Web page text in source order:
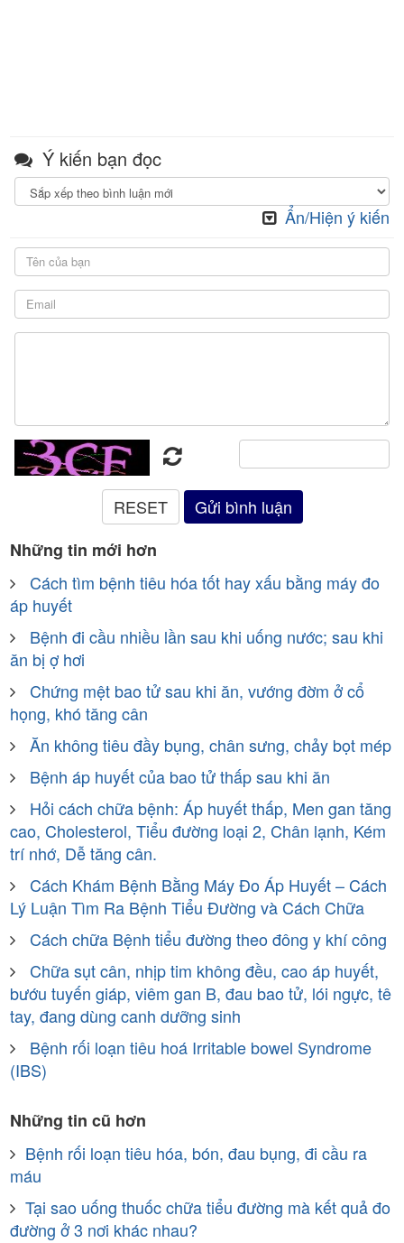
Ý kiến bạn đọc
Ẩn/Hiện ý kiến
Những tin mới hơn
Cách tìm bệnh tiêu hóa tốt hay xấu bằng máy đo
áp huyết
Bệnh đi cầu nhiều lần sau khi uống nước; sau khi
ăn bị ợ hơi
Chứng mệt bao tử sau khi ăn, vướng đờm ở cổ
họng, khó tăng cân
Ăn không tiêu đầy bụng, chân sưng, chảy bọt mép
Bệnh áp huyết của bao tử thấp sau khi ăn
Hỏi cách chữa bệnh: Áp huyết thấp, Men gan tăng
cao, Cholesterol, Tiểu đường loại 2, Chân lạnh, Kém
trí nhớ, Dễ tăng cân.
Cách Khám Bệnh Bằng Máy Đo Áp Huyết – Cách
Lý Luận Tìm Ra Bệnh Tiểu Đường và Cách Chữa
Cách chữa Bệnh tiểu đường theo đông y khí công
Chữa sụt cân, nhịp tim không đều, cao áp huyết,
bướu tuyến giáp, viêm gan B, đau bao tử, lói ngực, tê
tay, đang dùng canh dưỡng sinh
Bệnh rối loạn tiêu hoá Irritable bowel Syndrome
(IBS)
Những tin cũ hơn
Bệnh rối loạn tiêu hóa, bón, đau bụng, đi cầu ra
máu
Tại sao uống thuốc chữa tiểu đường mà kết quả đo
đường ở 3 nơi khác nhau?